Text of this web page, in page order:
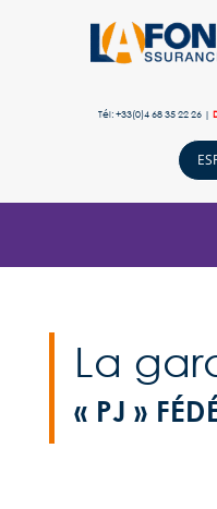
Tél: +33(0)4 68 35 22 26 |
La
« PJ »